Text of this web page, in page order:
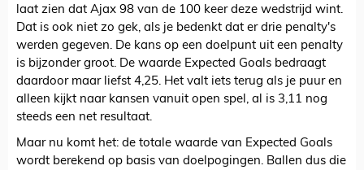
laat zien dat Ajax 98 van de 100 keer deze wedstrijd wint.
Dat is ook niet zo gek, als je bedenkt dat er drie penalty's
werden gegeven. De kans op een doelpunt uit een penalty
is bijzonder groot. De waarde Expected Goals bedraagt
daardoor maar liefst 4,25. Het valt iets terug als je puur en
alleen kijkt naar kansen vanuit open spel, al is 3,11 nog
steeds een net resultaat.
Maar nu komt het: de totale waarde van Expected Goals
wordt berekend op basis van doelpogingen. Ballen dus die